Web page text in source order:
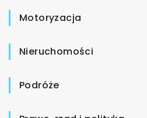
Motoryzacja
Nieruchomości
Podróże